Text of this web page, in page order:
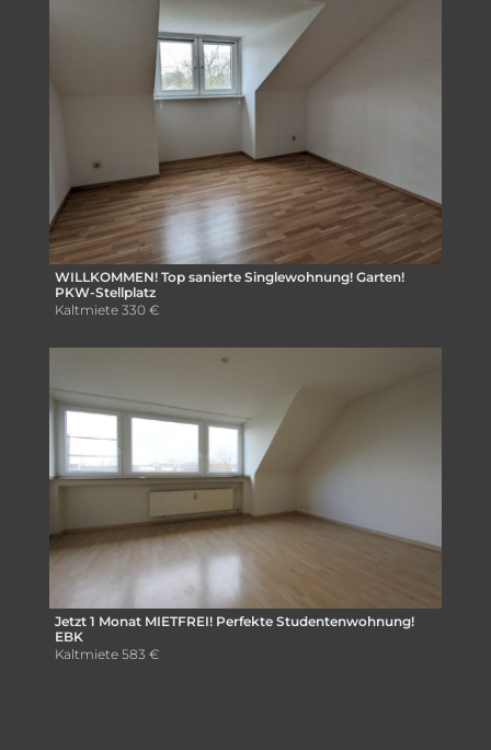
WILLKOMMEN! Top sanierte Singlewohnung! Garten!
PKW-Stellplatz
Kaltmiete 330 €
Jetzt 1 Monat MIETFREI! Perfekte Studentenwohnung!
EBK
Kaltmiete 583 €